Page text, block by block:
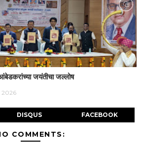
जयंतीचा जल्लोष
2026
DISQUS FACEBOOK
COMMENTS: